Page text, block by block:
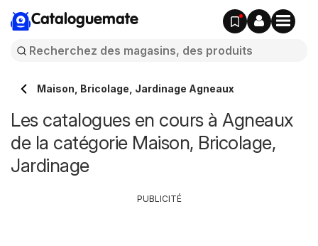
Cataloguemate
Maison, Bricolage, Jardinage Agneaux
Les catalogues en cours à Agneaux
de la catégorie Maison, Bricolage,
Jardinage
PUBLICITÉ